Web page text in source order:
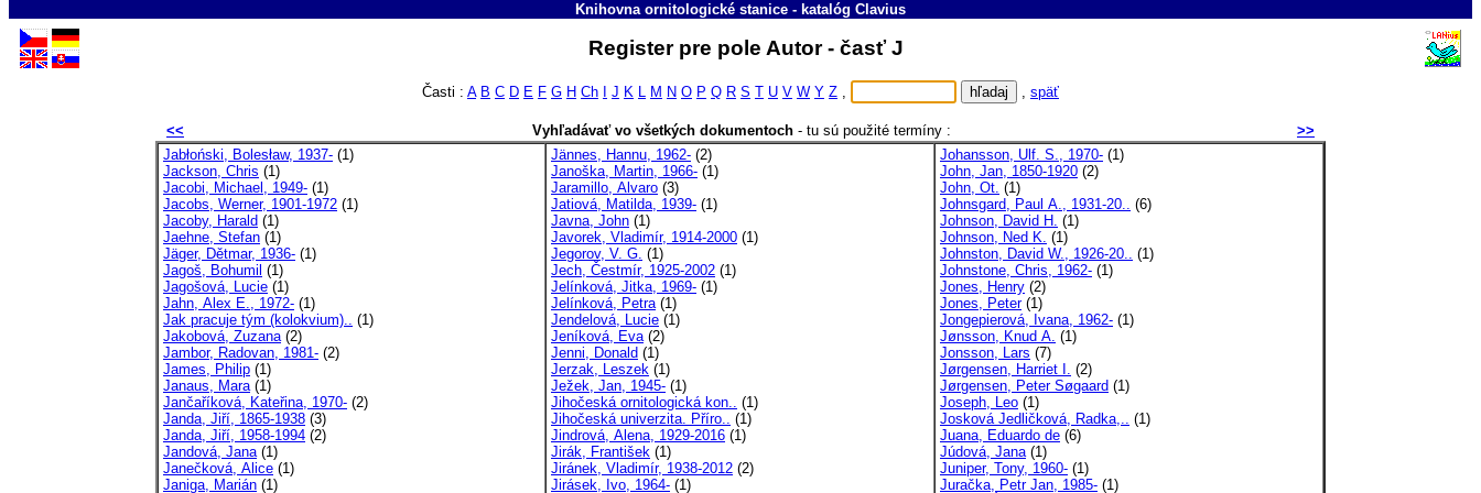
Knihovna ornitologické stanice - katalóg Clavius
Register pre pole Autor - časť J
Časti : A B C D E F G H Ch J K L M N O P Q R S T U V W Y Z , , späť
<< Vyhľadávať vo všetkých dokumentoch- tu sú použité termíny :
>>
Jabłoński, Bolesław, 1937- (1)
Jackson, Chris (1)
Jacobi, Michael, 1949- (1)
Jacobs, Werner, 1901-1972 (1)
Jacoby, Harald (1)
Jaehne, Stefan (1)
Jäger, Dětmar, 1936- (1)
Jagoš, Bohumil (1)
Jagošová, Lucie (1)
Jahn, Alex E., 1972- (1)
Jak pracuje tým (kolokvium).. (1)
Jakobová, Zuzana(2)
Jambor, Radovan, 1981- (2)
James, Philip (1)
Janaus, Mara(1)
Jančaříková, Kateřina, 1970- (2)
Janda, Jiří, 1865-1938 (3)
Janda, Jiří, 1958-1994 (2)
Jandová, Jana(1)
Janečková, Alice (1)
Janiga, Marián (1)
Jännes, Hannu, 1962- (2)
Janoška, Martin, 1966- (1)
Jaramillo, Alvaro (3)
Jatiová, Matilda, 1939- (1)
Javna, John (1)
Javorek, Vladimír, 1914-2000 (1)
Jegorov, V. G. (1)
Jech, Čestmír, 1925-2002 (1)
Jelínková, Jitka, 1969- (1)
Jelínková, Petra(1)
Jendelová, Lucie (1)
Jeníková, Eva(2)
Jenni, Donald (1)
Jerzak, Leszek (1)
Ježek, Jan, 1945- (1)
Jihočeská ornitologická kon.. (1)
Jihočeská univerzita. Příro.. (1)
Jindrová, Alena, 1929-2016 (1)
Jirák, František (1)
Jiránek, Vladimír, 1938-2012 (2)
Jirásek, Ivo, 1964- (1)
Johansson, Ulf. S., 1970- (1)
John, Jan, 1850-1920 (2)
John, Ot. (1)
Johnsgard, Paul A., 1931-20.. (6)
Johnson, David H. (1)
Johnson, Ned K. (1)
Johnston, David W., 1926-20.. (1)
Johnstone, Chris, 1962- (1)
Jones, Henry (2)
Jones, Peter(1)
Jongepierová, Ivana, 1962- (1)
Jønsson, Knud A. (1)
Jonsson, Lars (7)
Jørgensen, Harriet I. (2)
Jørgensen, Peter Søgaard (1)
Joseph, Leo (1)
Josková Jedličková, Radka,.. (1)
Juana, Eduardo de (6)
Júdová, Jana(1)
Juniper, Tony, 1960- (1)
Juračka, Petr Jan, 1985- (1)